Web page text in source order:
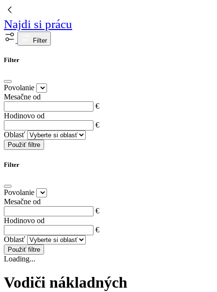
Najdi si prácu
Filter
Filter
Povolanie
Mesačne od
€
Hodinovo od
€
Oblasť
Použiť filtre
Filter
Povolanie
Mesačne od
€
Hodinovo od
€
Oblasť
Použiť filtre
Loading...
Vodiči nákladných